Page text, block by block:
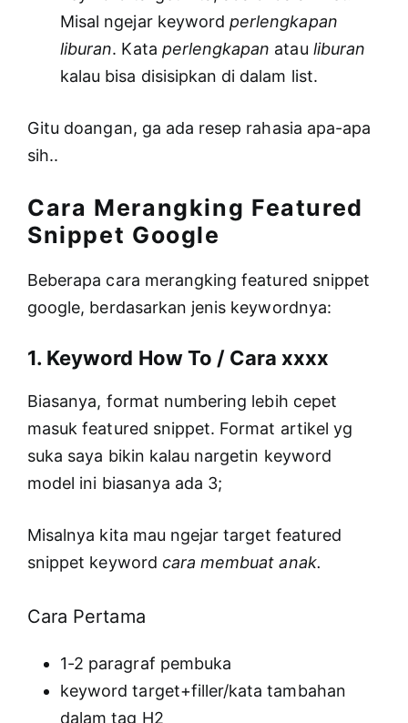
Misal ngejar keywordperlengkapan
liburan. Kata perlengkapan atau liburan
kalau bisa disisipkan di dalam list.
Gitu doangan, ga ada resep rahasia apa-apa
sih..
Cara Merangking Featured
Snippet Google
Beberapa cara merangking featured snippet
google, berdasarkan jenis keywordnya:
1. Keyword How To / Cara xxxx
Biasanya, format numbering lebih cepet
masuk featured snippet. Format artikel yg
suka saya bikin kalau nargetin keyword
model ini biasanya ada 3;
Misalnya kita mau ngejar target featured
snippet keyword cara membuat anak.
Cara Pertama
1-2 paragraf pembuka
keyword target+filler/kata tambahan
dalam tag H2